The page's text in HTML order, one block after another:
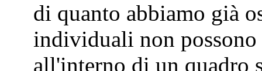
di quanto abbiamo già
individuali non possono
all'interno di un quadro